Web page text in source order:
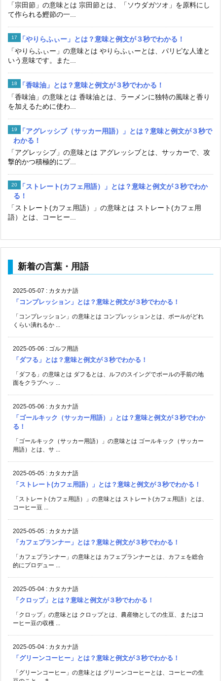
「宗田節」の意味とは 宗田節とは、「ソウダガツオ」を原料にし
て作られる鰹節の一...
「やりらふぃー」とは？意味と例文が３秒でわかる！
「やりらふぃー」の意味とは やりらふぃーとは、パリピな人達と
いう意味です。また...
「香味油」とは？意味と例文が３秒でわかる！
「香味油」の意味とは 香味油とは、ラーメンに独特の風味と香り
を加えるために使わ...
「アグレッシブ（サッカー用語）」とは？意味と例文が３秒で
わかる！
「アグレッシブ」の意味とは アグレッシブとは、サッカーで、攻
撃的かつ積極的にプ...
「ストレート(カフェ用語）」とは？意味と例文が３秒でわか
る！
「ストレート(カフェ用語）」の意味とは ストレート(カフェ用
語）とは、コーヒー...
新着の言葉・用語
2025-05-07 : カタカナ語
「コンプレッション」とは？意味と例文が３秒でわかる！
「コンプレッション」の意味とは コンプレッションとは、ボールがどれ
くらい潰れるか ...
2025-05-06 : ゴルフ用語
「ダフる」とは？意味と例文が３秒でわかる！
「ダフる」の意味とは ダフるとは、ルフのスイングでボールの手前の地
面をクラブヘッ ...
2025-05-06 : カタカナ語
「ゴールキック（サッカー用語）」とは？意味と例文が３秒でわか
る！
「ゴールキック（サッカー用語）」の意味とは ゴールキック（サッカー
用語）とは、サ ...
2025-05-05 : カタカナ語
「ストレート(カフェ用語）」とは？意味と例文が３秒でわかる！
「ストレート(カフェ用語）」の意味とは ストレート(カフェ用語）とは、
コーヒー豆 ...
2025-05-05 : カタカナ語
「カフェプランナー」とは？意味と例文が３秒でわかる！
「カフェプランナー」の意味とは カフェプランナーとは、カフェを総合
的にプロデュー ...
2025-05-04 : カタカナ語
「クロップ」とは？意味と例文が３秒でわかる！
「クロップ」の意味とは クロップとは、農産物としての生豆、またはコ
ーヒー豆の収穫 ...
2025-05-04 : カタカナ語
「グリーンコーヒー」とは？意味と例文が３秒でわかる！
「グリーンコーヒー」の意味とは グリーンコーヒーとは、コーヒーの生